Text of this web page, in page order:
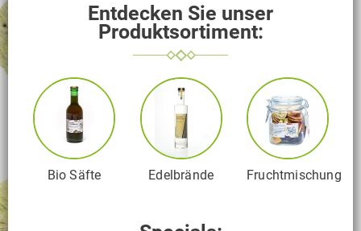
Entdecken Sie unser
Produktsortiment:
Bio Säfte Edelbrände Fruchtmischungen